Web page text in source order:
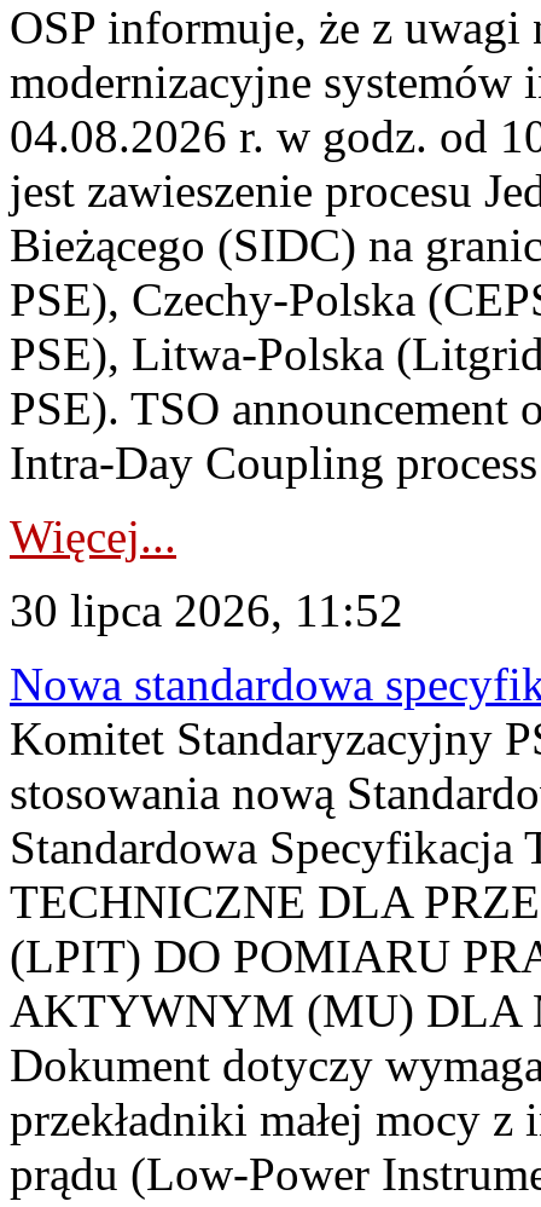
OSP informuje, że z uwagi
modernizacyjne
04.08.2026 r. w godz. od
jest zawieszenie procesu
Bieżącego (SIDC) na
PSE), Czechy-Polska
PSE), Litwa-Polska
PSE). TSO announcement
Intra-Day Coupling
Więcej...
30 lipca 2026, 11:52
Nowa standardowa
Komitet Standaryzacyjny
stosowania nową
Standardowa
TECHNICZNE DLA
(LPIT) DO POMIARU
AKTYWNYM (MU) DLA
Dokument dotyczy
przekładniki małej mocy
prądu (Low-Power